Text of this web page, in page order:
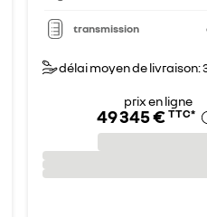
transmission
délai moyen de livraison:
prix en ligne
49 345 € TTC*